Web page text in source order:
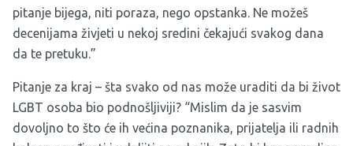
pitanje bijega, niti poraza, nego opstanka. Ne možeš
decenijama živjeti u nekoj sredini čekajući svakog dana
da te pretuku.”
Pitanje za kraj – šta svako od nas može uraditi da bi život
LGBT osoba bio podnošljiviji? “Mislim da je sasvim
dovoljno to što će ih većina poznanika, prijatelja ili radnih